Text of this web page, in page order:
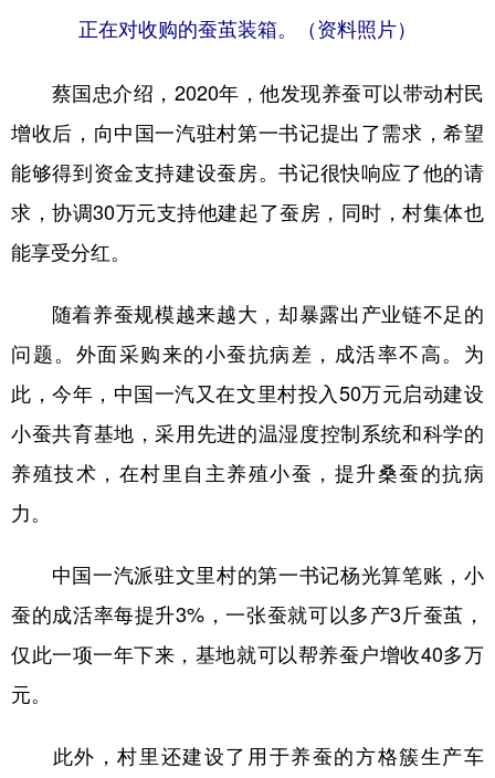
正在对收购的蚕茧装箱。（资料照片）
蔡国忠介绍，2020年，他发现养蚕可以带动村民
增收后，向中国一汽驻村第一书记提出了需求，希望
能够得到资金支持建设蚕房。书记很快响应了他的请
求，协调30万元支持他建起了蚕房，同时，村集体也
能享受分红。
随着养蚕规模越来越大，却暴露出产业链不足的
问题。外面采购来的小蚕抗病差，成活率不高。为
此，今年，中国一汽又在文里村投入50万元启动建设
小蚕共育基地，采用先进的温湿度控制系统和科学的
养殖技术，在村里自主养殖小蚕，提升桑蚕的抗病
力。
中国一汽派驻文里村的第一书记杨光算笔账，小
蚕的成活率每提升3%，一张蚕就可以多产3斤蚕茧，
仅此一项一年下来，基地就可以帮养蚕户增收40多万
元。
此外，村里还建设了用于养蚕的方格簇生产车